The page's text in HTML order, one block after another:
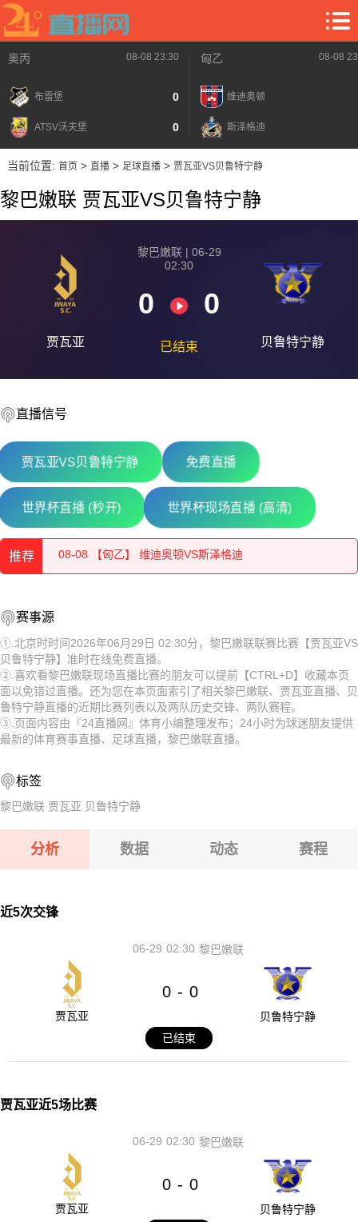
奥丙 08-08 23:30
布雷堡 0
ATSV沃夫堡 0
匈乙 08-08
维迪奥顿
斯泽格迪
当前位置: 首页> 直播> 足球直播> 贾瓦亚VS贝鲁特宁静
黎巴嫩联 贾瓦亚VS贝鲁特宁静
贾瓦亚
黎巴嫩联 | 06-29
02:30
0 0
已结束 贝鲁特宁静
直播信号
贾瓦亚VS贝鲁特宁静 免费直播
世界杯直播 (秒开) 世界杯现场直播 (高清)
推荐
08-08 【奥丙】 布雷堡VSATSV沃夫堡
08-08 【匈乙】 维迪奥顿VS斯泽格迪
08-08 【奥丙】 沃尔夫斯贝格业余队VS克拉根福多瑙河
08-08 【匈乙】 多瑙蒂萨VS梅索科菲德
08-08 【瑞士乙】 沃韦体育VS梅林
08-08 【奥乙】 格拉茨风暴青年队VSFAC维也纳
08-08 【奥乙】 奥地利萨尔斯堡VS第一维也纳
08-08 【奥丙】 沃尔夫斯贝格业余队VS克拉根福多瑙河
08-08 【匈乙】 布达佩斯瓦苏塔斯VS凯奇凯梅特
08-08 【匈乙】 阿贾克VS卡格SE
08-08 【奥乙】 格拉茨风暴青年队VSFAC维也纳
赛事源
①.北京时时间2026年06月29日 02:30分，黎巴嫩联联赛比赛【贾瓦亚VS
贝鲁特宁静】准时在线免费直播。
②.喜欢看黎巴嫩联现场直播比赛的朋友可以提前【CTRL+D】收藏本页
面以免错过直播。还为您在本页面索引了相关黎巴嫩联、贾瓦亚直播、贝
鲁特宁静直播的近期比赛列表以及两队历史交锋、两队赛程。
③.页面内容由『24直播网』体育小编整理发布；24小时为球迷朋友提供
最新的体育赛事直播、足球直播，黎巴嫩联直播。
标签
黎巴嫩联 贾瓦亚 贝鲁特宁静
分析 数据 动态 赛程
近5次交锋
02:30
06-29 黎巴嫩联
贾瓦亚
0 - 0
贝鲁特宁静
已结束
贾瓦亚近5场比赛
02:30
06-29 黎巴嫩联
贾瓦亚
0 - 0
贝鲁特宁静